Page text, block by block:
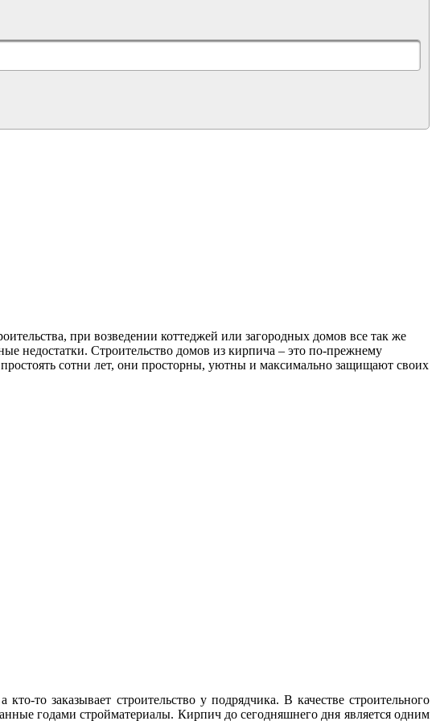
при возведении коттеджей или загородных домов все так же
недостатки. Строительство домов из кирпича – это по-прежнему
сотни лет, они просторны, уютны и максимально защищают своих
то заказывает строительство у подрядчика. В качестве строительного
годами стройматериалы. Кирпич до сегодняшнего дня является одним